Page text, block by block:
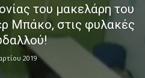
του μακελάρη του
Μπάκο, στις φυλακές
2019